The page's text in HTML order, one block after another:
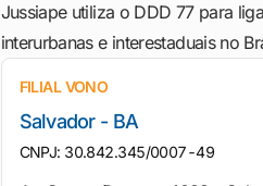
Jussiape utiliza o DDD 77 para
interurbanas e interestaduais no
FILIAL VONO
Salvador - BA
CNPJ: 30.842.345/0007-49